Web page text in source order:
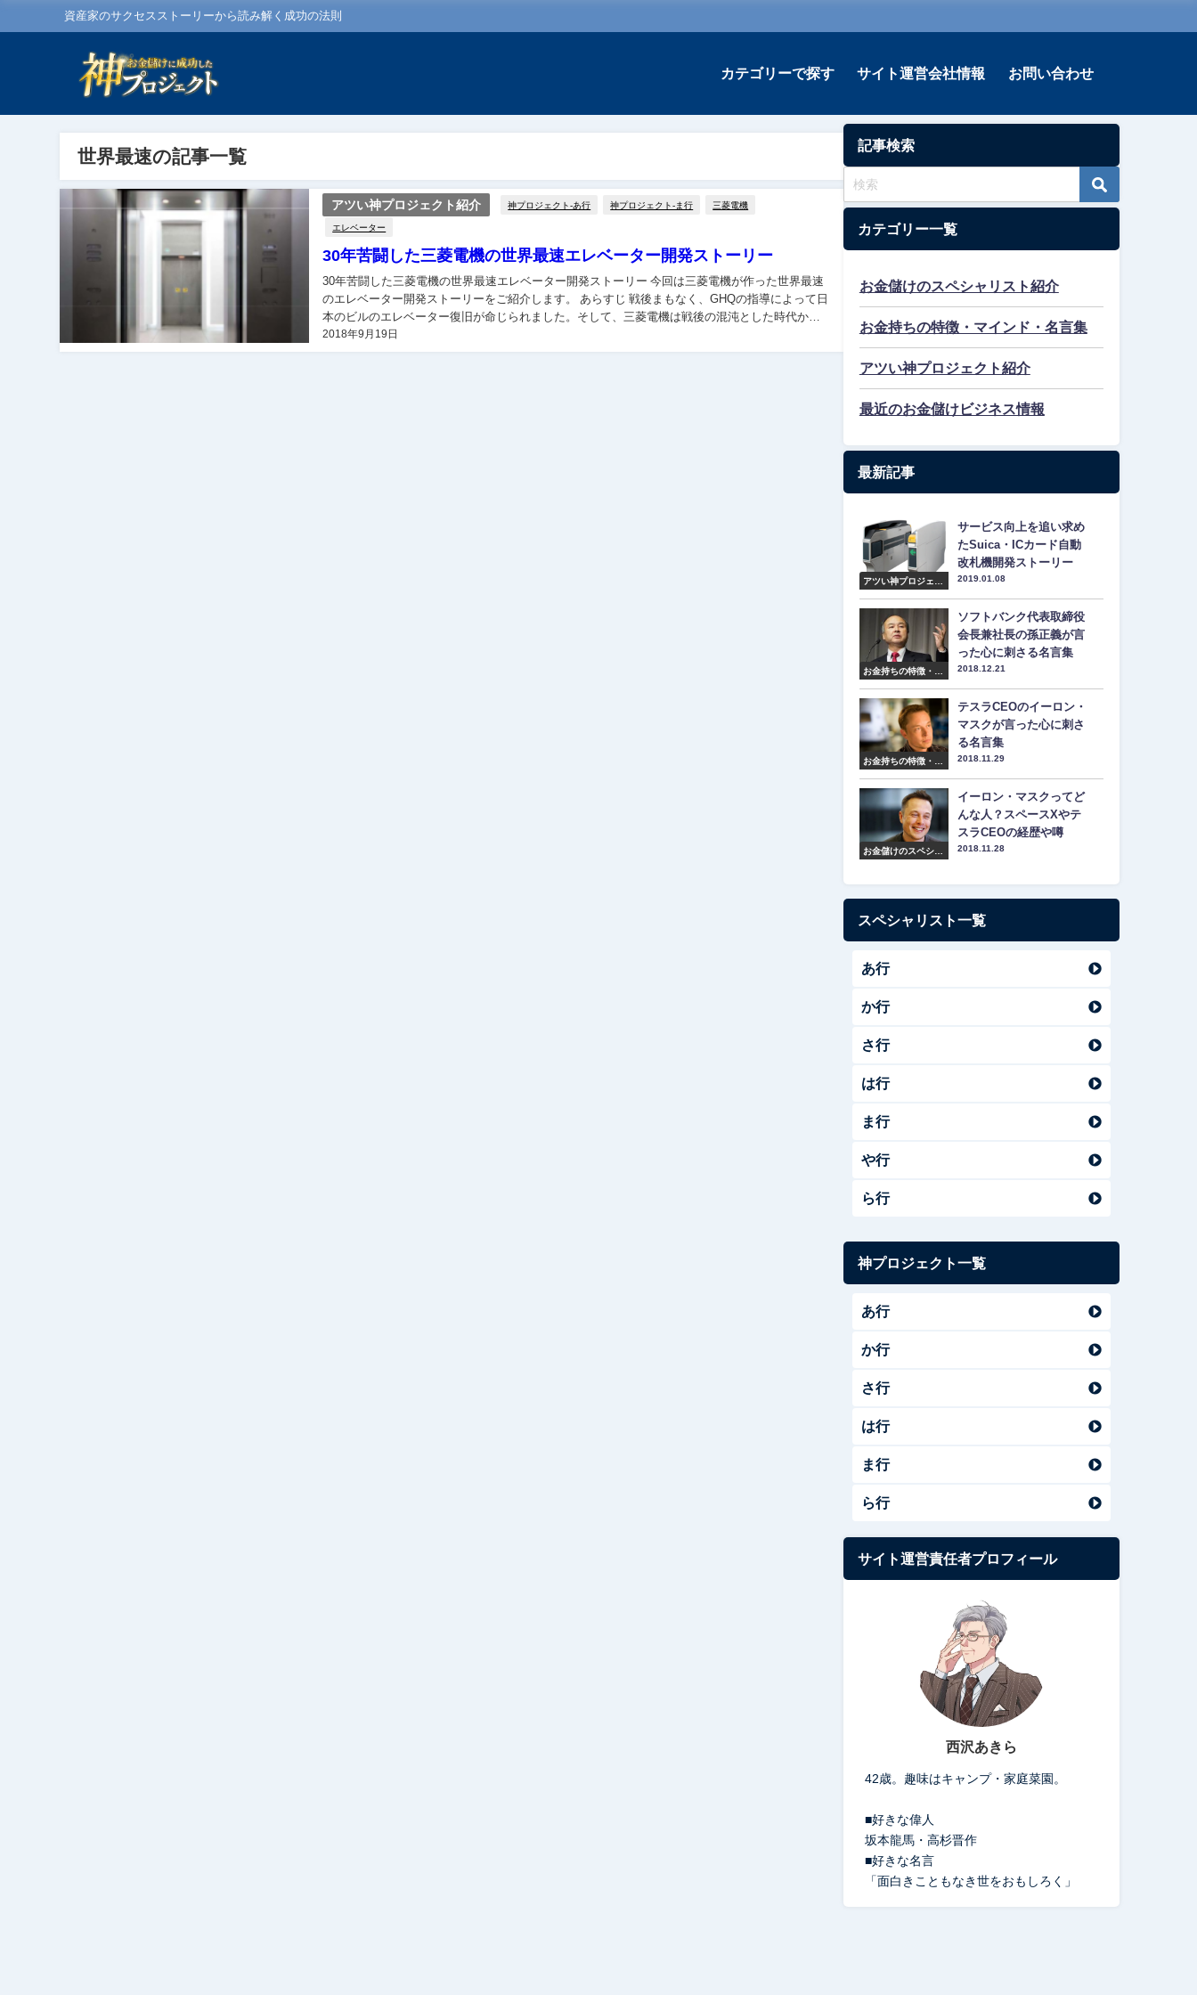
資産家のサクセスストーリーから読み解く成功の法則
カテゴリーで探す サイト運営会社情報 お問い合わせ
世界最速の記事一覧
アツい神プロジェクト紹介 神プロジェクト-あ行 神プロジェクト-ま行 三菱電機
エレベーター
30年苦闘した三菱電機の世界最速エレベーター開発ストーリー
2018年9月19日
30年苦闘した三菱電機の世界最速エレベーター開発ストーリー 今回は三菱電機が作った世界最速
のエレベーター開発ストーリーをご紹介します。 あらすじ 戦後まもなく、GHQの指導によって日
本のビルのエレベーター復旧が命じられました。そして、三菱電機は戦後の混沌とした時代から
エレベーターの製造を再開し、揺れや騒音が少なく、乗...
記事検索
カテゴリー一覧
お金儲けのスペシャリスト紹介
お金持ちの特徴・マインド・名言集
アツい神プロジェクト紹介
最近のお金儲けビジネス情報
最新記事
アツい神プロジェク
サービス向上を追い求め
たSuica・ICカード自動
改札機開発ストーリー
2019.01.08
お金持ちの特徴・マ
ソフトバンク代表取締役
会長兼社長の孫正義が言
った心に刺さる名言集
2018.12.21
お金持ちの特徴・マ
テスラCEOのイーロン・
マスクが言った心に刺さ
る名言集
2018.11.29
お金儲けのスペシャ
イーロン・マスクってど
んな人？スペースXやテ
スラCEOの経歴や噂
2018.11.28
スペシャリスト一覧
あ行
か行
さ行
は行
ま行
や行
ら行
神プロジェクト一覧
あ行
か行
さ行
は行
ま行
ら行
サイト運営責任者プロフィール
西沢あきら
42歳。趣味はキャンプ・家庭菜園。
■好きな偉人
坂本龍馬・高杉晋作
■好きな名言
「面白きこともなき世をおもしろく」